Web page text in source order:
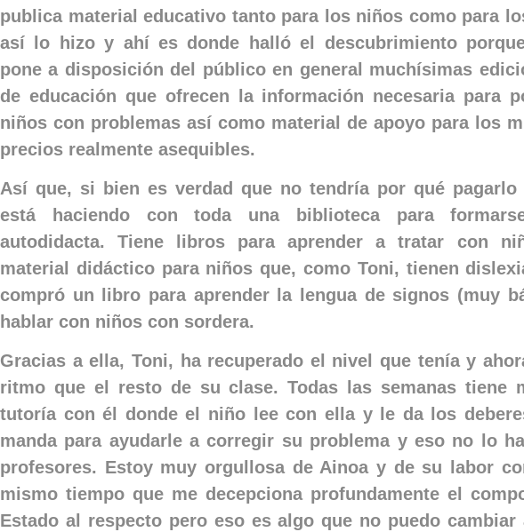
publica material educativo tanto para los niños como para
así lo hizo y ahí es donde halló el descubrimiento
pone a disposición del público en general muchísimas
de educación que ofrecen la información necesaria para
niños con problemas así como material de apoyo para los
precios realmente asequibles.
Así que, si bien es verdad que no tendría por qué pagarlo
está haciendo con toda una biblioteca para
autodidacta. Tiene libros para aprender a tratar con
material didáctico para niños que, como Toni, tienen
compró un libro para aprender la lengua de signos (muy
hablar con niños con sordera.
Gracias a ella, Toni, ha recuperado el nivel que tenía y
ritmo que el resto de su clase. Todas las semanas tiene
tutoría con él donde el niño lee con ella y le da los
manda para ayudarle a corregir su problema y eso no lo
profesores. Estoy muy orgullosa de Ainoa y de su labor
mismo tiempo que me decepciona profundamente el
Estado al respecto pero eso es algo que no puedo cambiar